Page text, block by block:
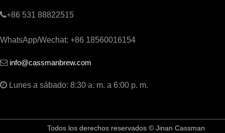
+86 531 88822515
WhatsApp/Wechat: +86 18560016154
 info@cassmanbrew.com
 Lunes a sábado: 8:30 a. m. a 6:00 p. m.
Todos los derechos reservados © Jinan Cassman